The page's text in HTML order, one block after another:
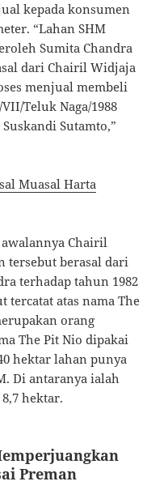
kepada konsumen
“Lahan SHM
Sumita Chandra
dari Chairil Widjaja
menjual membeli
Teluk Naga/1988
Sutamto,”
Muasal Harta
Chairil
tersebut berasal dari
terhadap tahun 1982
tercatat atas nama The
orang
The Pit Nio dipakai
hektar lahan punya
Di antaranya ialah
hektar.
Preman